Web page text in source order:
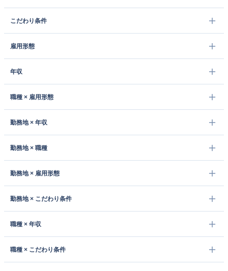
こだわり条件
雇用形態
年収
職種 × 雇用形態
勤務地 × 年収
勤務地 × 職種
勤務地 × 雇用形態
勤務地 × こだわり条件
職種 × 年収
職種 × こだわり条件